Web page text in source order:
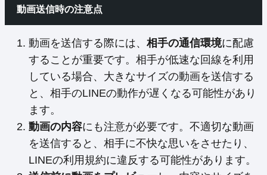
動画送信時の注意点
動画を送信する際には、 相手の通信環境に配慮
することが重要です。相手が低速な回線を利用
している場合、大きなサイズの動画を送信する
と、相手のLINEの動作が遅くなる可能性があり
ます。
動画の内容にも注意が必要です。不適切な動画
を送信すると、相手に不快な思いをさせたり、
LINEの利用規約に違反する可能性があります。